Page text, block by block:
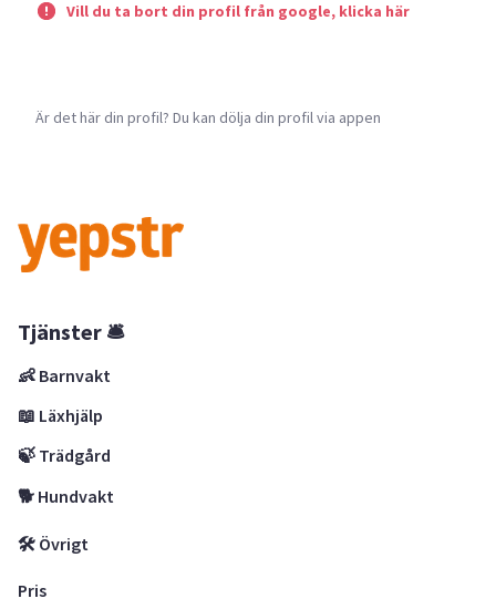
Vill du ta bort din profil från google, klicka här
Är det här din profil? Du kan dölja din profil via appen
Tjänster 🛎
👶 Barnvakt
📖 Läxhjälp
🍃 Trädgård
🐕 Hundvakt
🛠 Övrigt
Pris